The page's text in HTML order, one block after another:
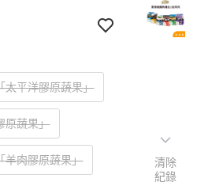
太平洋膠原蔬果」
原蔬果」
羊肉膠原蔬果」
清除
紀錄